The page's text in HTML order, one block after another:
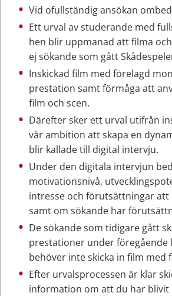
Vid ofullständig ansökan
Ett urval av studerande med
hen blir uppmanad att filma
ej sökande som gått
Inskickad film med förelagd
prestation samt förmåga att
film och scen.
Därefter sker ett urval utifrån
vår ambition att skapa en
blir kallade till digital intervju.
Under den digitala intervjun
motivationsnivå,
intresse och förutsättningar
samt om sökande har
De sökande som tidigare gått
prestationer under föregående
behöver inte skicka in film med
Efter urvalsprocessen är klar
information om att du har